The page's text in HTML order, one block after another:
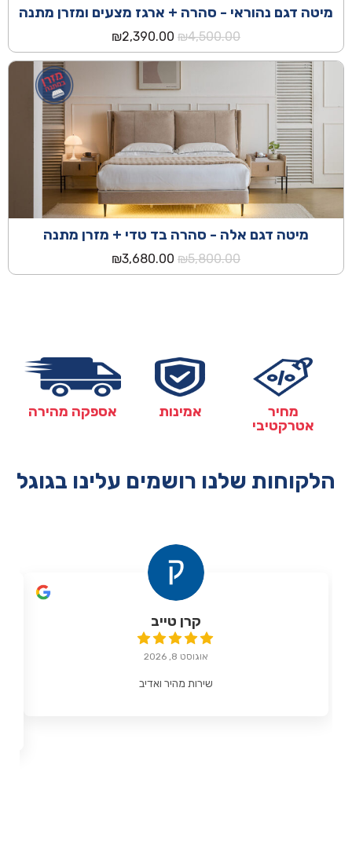
מיטה דגם נהוראי - סהרה + ארגז מצעים ומזרן מתנה
₪4,500.00
המחיר
המקורי
היה:
₪4,500.00.
₪2,390.00
הנוכחי
הוא:
₪2,390.00.
מיטה דגם אלה - סהרה בד טדי + מזרן מתנה
₪5,800.00
המחיר
המקורי
₪3,680.00
הנוכחי
מחיר
אטרקטיבי
אמינות אספקה מהירה
הלקוחות שלנו רושמים עלינו בגוגל
קרן טייב
אוגוסט 8, 2026
שירות מהיר ואדיב